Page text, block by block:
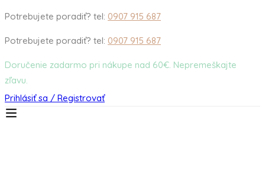
Potrebujete poradiť? tel: 0907 915 687
Potrebujete poradiť? tel: 0907 915 687
Doručenie zadarmo pri nákupe nad 60€. Nepremeškajte
zľavu.
Prihlásiť sa / Registrovať